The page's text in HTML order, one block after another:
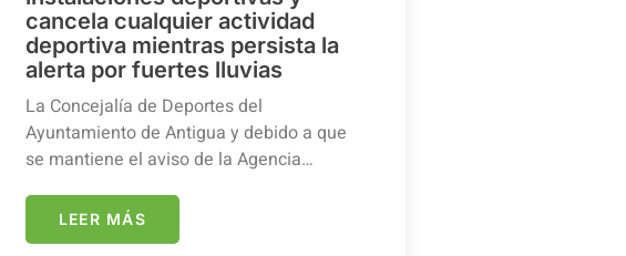
cancela cualquier actividad
deportiva mientras persista la
alerta por fuertes lluvias
La Concejalía de Deportes del
Ayuntamiento de Antigua y debido a que
se mantiene el aviso de la Agencia…
LEER MÁS